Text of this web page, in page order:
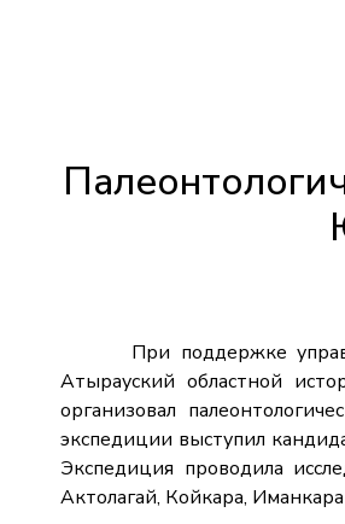
При поддержке
Атырауский областной
организовал
экспедиции выступил
Экспедиция проводила
Актолагай, Койкара,